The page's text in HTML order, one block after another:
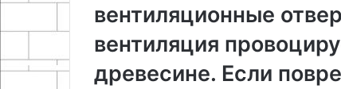
вентиляционные
вентиляция
древесине. Если